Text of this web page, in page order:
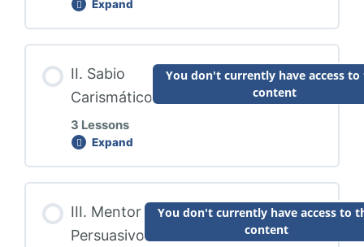
Expand
I.
Module Content
0% COMPLETE
0. INTRODUCCIÓN > Descubre como
aprovechar este programa
1. DIAGNOSTICAR SITUACIÓN > Identifica
II. Sabio
Carismático
3 Lessons
You don't currently have access to
content
Expand
II.
0% COMPLETE
III. Mentor
Persuasivo
You don't currently have access to
content